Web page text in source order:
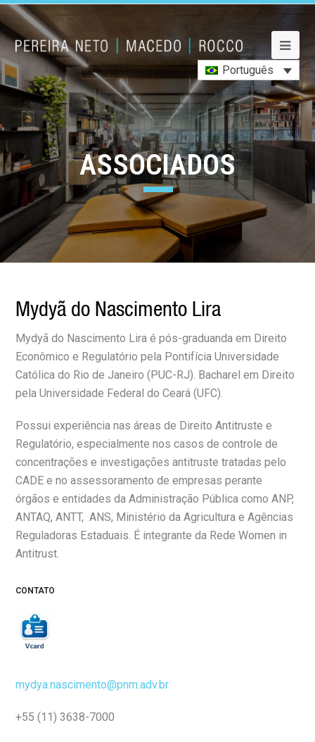
Profissionais
Notícias
Contato
Português
ASSOCIADOS
Mydyã do Nascimento Lira
Mydyã do Nascimento Lira é pós-graduanda em Direito
Econômico e Regulatório pela Pontifícia Universidade
Católica do Rio de Janeiro (PUC-RJ). Bacharel em Direito
pela Universidade Federal do Ceará (UFC).
Possui experiência nas áreas de Direito Antitruste e
Regulatório, especialmente nos casos de controle de
concentrações e investigações antitruste tratadas pelo
CADE e no assessoramento de empresas perante
órgãos e entidades da Administração Pública como ANP,
ANTAQ, ANTT, ANS, Ministério da Agricultura e Agências
Reguladoras Estaduais. É integrante da Rede Women in
Antitrust.
CONTATO
mydya.nascimento@pnm.adv.br
+55 (11) 3638-7000